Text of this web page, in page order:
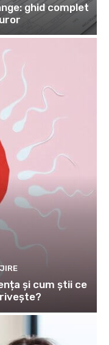
ghid complet
și cum știi ce